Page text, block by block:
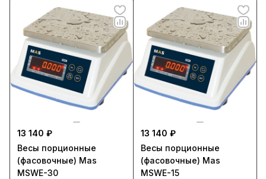
13 140 ₽
Весы порционные
(фасовочные) Mas
MSWE-30
13 140 ₽
Весы порционные
(фасовочные) Mas
MSWE-15